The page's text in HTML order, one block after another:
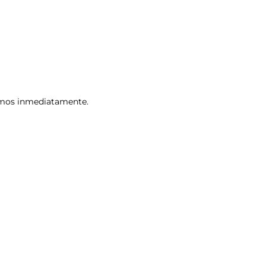
inmediatamente.